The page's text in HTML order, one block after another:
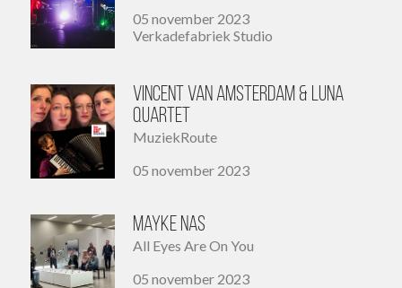
05 november 2023
Verkadefabriek Studio
Vincent van Amsterdam & Luna
Quartet
MuziekRoute
05 november 2023
Mayke Nas
All Eyes Are On You
05 november 2023